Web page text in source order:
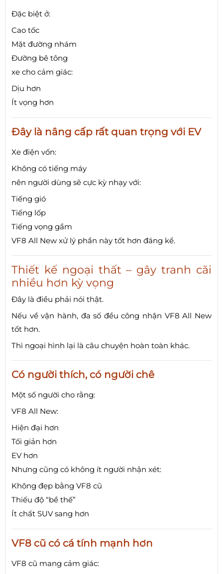
Đặc biệt ở:
Cao tốc
Mặt đường nhám
Đường bê tông
xe cho cảm giác:
Dịu hơn
Ít vọng hơn
Đây là nâng cấp rất quan trọng với EV
Xe điện vốn:
Không có tiếng máy
nên người dùng sẽ cực kỳ nhạy với:
Tiếng gió
Tiếng lốp
Tiếng vọng gầm
VF8 All New xử lý phần này tốt hơn đáng kể.
Thiết kế ngoại thất – gây tranh cãi
nhiều hơn kỳ vọng
Đây là điều phải nói thật.
Nếu về vận hành, đa số đều công nhận VF8 All New
tốt hơn.
Thì ngoại hình lại là câu chuyện hoàn toàn khác.
Có người thích, có người chê
Một số người cho rằng:
VF8 All New:
Hiện đại hơn
Tối giản hơn
EV hơn
Nhưng cũng có không ít người nhận xét:
Không đẹp bằng VF8 cũ
Thiếu độ “bề thế”
Ít chất SUV sang hơn
VF8 cũ có cá tính mạnh hơn
VF8 cũ mang cảm giác: